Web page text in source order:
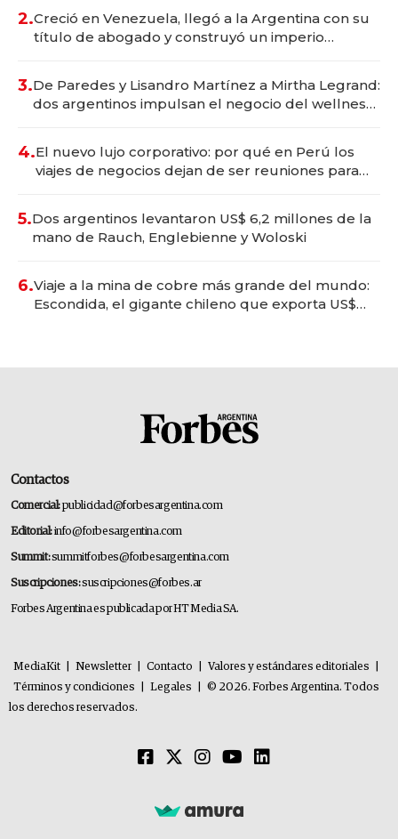
2.Creció en Venezuela, llegó a la Argentina con su
título de abogado y construyó un imperio
3.De Paredes y Lisandro Martínez a Mirtha Legrand:
dos argentinos impulsan el negocio del wellness
4.El nuevo lujo corporativo: por qué en Perú los
viajes de negocios dejan de ser reuniones para
5.Dos argentinos levantaron US$ 6,2 millones de la
mano de Rauch, Englebienne y Woloski
6.Viaje a la mina de cobre más grande del mundo:
Escondida, el gigante chileno que exporta US$
Contactos
Comercial:publicidad@forbesargentina.com
Editorial:info@forbesargentina.com
Summit:summitforbes@forbesargentina.com
Suscripciones:suscripciones@forbes.ar
Forbes Argentina es publicada por HT Media SA.
MediaKit Newsletter Contacto Valores y estándares editoriales
Términos y condiciones
Legales
© 2026. Forbes Argentina. Todos
los derechos reservados.